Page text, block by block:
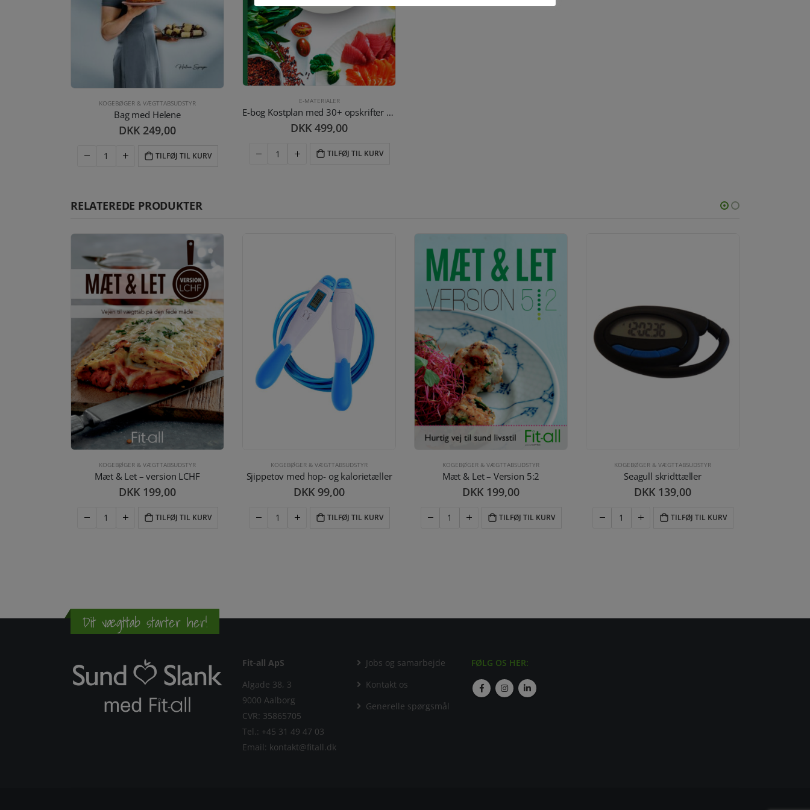
KOGEBØGER & VÆGTTABSUDSTYR
Bag med Helene
DKK 249,00
TILFØJ TIL KURV
E-MATERIALER
E-bog Kostplan med 30+ opskrifter – Den Gode Start (Fuld version)
DKK 499,00
TILFØJ TIL KURV
RELATEREDE PRODUKTER
KOGEBØGER & VÆGTTABSUDSTYR
Mæt & Let – version LCHF
DKK 199,00
TILFØJ TIL KURV
KOGEBØGER & VÆGTTABSUDSTYR
Sjippetov med hop- og kalorietæller
DKK 99,00
TILFØJ TIL KURV
KOGEBØGER & VÆGTTABSUDSTYR
Mæt & Let – Version 5:2
DKK 199,00
TILFØJ TIL KURV
KOGEBØGER & VÆGTTABSUDSTYR
Seagull skridttæller
DKK 139,00
TILFØJ TIL KURV
Dit vægttab starter her!
Fit-all ApS
Algade 38, 3
9000 Aalborg
Tel.: +45 31 49 47 03
Email: kontakt@fitall.dk
Jobs og samarbejde
Kontakt os
Generelle spørgsmål
FØLG OS HER: